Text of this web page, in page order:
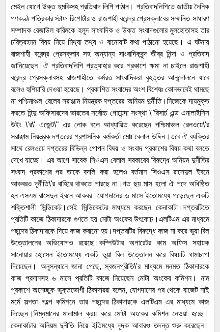
মেইল যোগে উক্ত হুমকিসহ প্রতিবাদ লিপি পাঠান। প্রতিবাদলিপিতে জাতীয় দৈনিক
গণকণ্ঠ পত্রিকার স্টাফ রিপোর্টার ও রাজশাহী বরেন্দ্র প্রেসক্লাবের সম্মানিত সাধারণ
সম্পাদক রেজাউল করিমকে হলুদ সাংবাদিক ও উক্ত সংবাদগুলোর মুলহোতাসহ তার
চরিত্রহনন বিষয় নিয়ে মিথ্যা তথ্য ও বানোয়াট কথা পাঠানো হয়েছে। এ ঘটনায়
রাজশাহী বরেন্দ্র প্রেসক্লাব সহ অন্যান্য সাংবাদিকবৃন্দ তীব্র নিন্দা ও প্রতিবাদ
জানিয়েছেন।ঐ প্রতিবাদলিপি প্রত্যাহার করে প্রকাশে ক্ষমা না চাইলে রাজশাহী
বরেন্দ্র প্রেসক্লাবসহ রাজশাহীতে কর্মরত সাংবাদিকরা বৃহত্তর আনন্দোলনে যাবে
বলেও হুশিয়ারি দেওয়া হয়েছে। প্রকাশিত সংবাদের অংশ বিশেষঃ কোনভাবেই থামছে
না পশ্চিমাঞ্চল রেলের সরাঞ্জাম নিয়ন্ত্রক দপ্তরের অনিয়ম দুর্নীতি।নিজেকে দায়মুক্ত
করতে হিন্দু অফিসারদের ভারতের সর্বোচ্চ গোয়েন্দা সংস্থা \"রিসার্চ এন্ড এনালাইসিস
উইং \'র\' এজেন্ট\" এর লোক বলে আখ্যায়িত করেছেন পশ্চিমাঞ্চল রেলওয়ে\'র
সরাঞ্জাম নিয়ন্ত্রক দপ্তরের প্রশাসনিক কর্মকর্তা মোঃ বেলাল উদ্দিন।তবে ঐ ব্যক্তির
সাথে রেলওয়ে দপ্তরের বিভিন্ন গোপন বিষয় ও সংবাদ প্রকাশের বিষয় কথা বলতে
দেখে যাচ্ছে। এর আগে সাবেক সিওএস বেলাল সরকারের বিরুদ্ধে অনিয়ম দুর্নীতির
সংবাদ প্রকাশের পর তাকে বদলি করা হলেও বর্তমান সিওএস রাসেদুল ইবনে
আকবরও দূর্নীতি\'র বাহিরে থাকতে পারছে না।গত ছয় মাস হলো ঐ পদে অধিষ্ঠিত
হন এসএম রাসেদুল ইবনে আকবর।যোগদানের ৬ মাসে ইতোমধ্যে গড়েছেন একটি
শক্তিশালী সিন্ডিকেট।সেই সিন্ডিকেটের মাধ্যমে করছেন কেনাকাটা।দপ্তরটিতে
প্রতিটি কাজে ঠিকাদারকে গুণতে হয় মোটা অংকের উৎকোচ।এলটিএম এর মাধ্যমে
পছন্দের ঠিকাদারকে দিয়ে কাজ করানো হয়।দপ্তরটির বিরুদ্ধে কাজ না করে ভুয়া বিল
উত্তোলনের অভিযোগও রয়েছে।কম্পিউটার অপারেটর কাম অফিস সহায়ক
সানোয়ার হোসেন ইতোমধ্যে একটি ভুয়া বিল উত্তোলন করে বিষয়টি ধামাচাপা
দিয়েছেন। অনুসন্ধানে জানা গেছে, স্বজনপ্রীতি\'র মাধ্যমে মনমত ঠিকাদারকে
কাজ প্রদানসহ ৬ মাসে প্রতিটি কাজে নিয়েছেন মোটা অংকের কমিশন। নাম
প্রকাশে অনেচ্ছুক ভুক্তভোগী ঠিকাদাররা বলেন, যোগদানের পর থেকে বাজেট নাই
মর্মে সল্পতা গল্পে কমিশনে তার পছন্দের ঠিকাদারকে এলটিএম এর মাধ্যমে কাজ
দিচ্ছেন।নিম্নমানের মালামাল ক্রয় করে মোটা অংকের কমিশন নেওয়া হচ্ছে।
কেনাকাটার অনিয়ম দুর্নীতি নিয়ে ইতিমধ্যে দূদক আবারও তদন্ত শুরু করেছেন।